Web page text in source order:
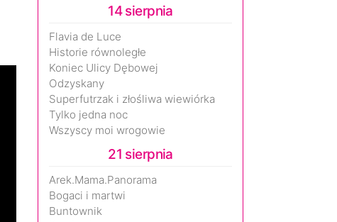
14 sierpnia
Flavia de Luce
Historie równoległe
Koniec Ulicy Dębowej
Odzyskany
Superfutrzak i złośliwa wiewiórka
Tylko jedna noc
Wszyscy moi wrogowie
21 sierpnia
Arek.Mama.Panorama
Bogaci i martwi
Buntownik